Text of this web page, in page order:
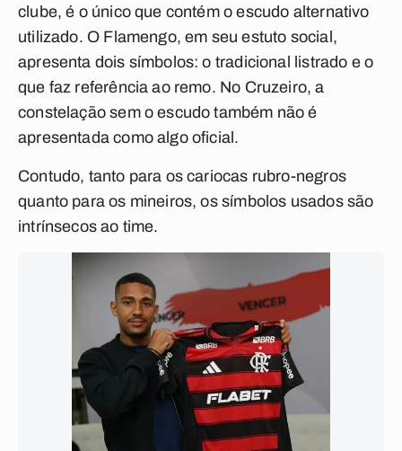
clube, é o único que contém o escudo alternativo
utilizado. O Flamengo, em seu estuto social,
apresenta dois símbolos: o tradicional listrado e o
que faz referência ao remo. No Cruzeiro, a
constelação sem o escudo também não é
apresentada como algo oficial.
Contudo, tanto para os cariocas rubro-negros
quanto para os mineiros, os símbolos usados são
intrínsecos ao time.